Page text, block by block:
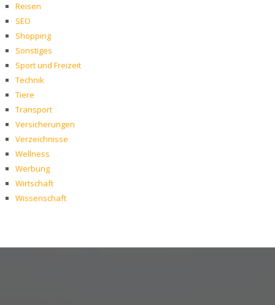
Reisen
SEO
Shopping
Sonstiges
Sport und Freizeit
Technik
Tiere
Transport
Versicherungen
Verzeichnisse
Wellness
Werbung
Wirtschaft
Wissenschaft